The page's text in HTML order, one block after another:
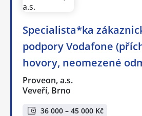
Specialista*ka
podpory Vodafone
hovory, neomezené
Proveon, a.s.
Veveří, Brno
36 000 – 45 000 Kč